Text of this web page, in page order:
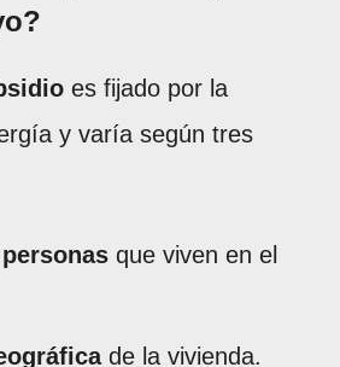
es fijado por la
y varía según tres
que viven en el
de la vivienda.